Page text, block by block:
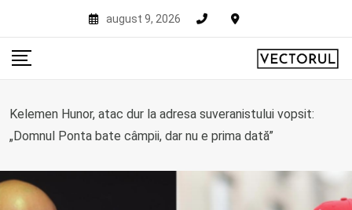
content
august 9, 2026
Kelemen Hunor, atac dur la adresa suveranistului vopsit:
„Domnul Ponta bate câmpii, dar nu e prima dată”